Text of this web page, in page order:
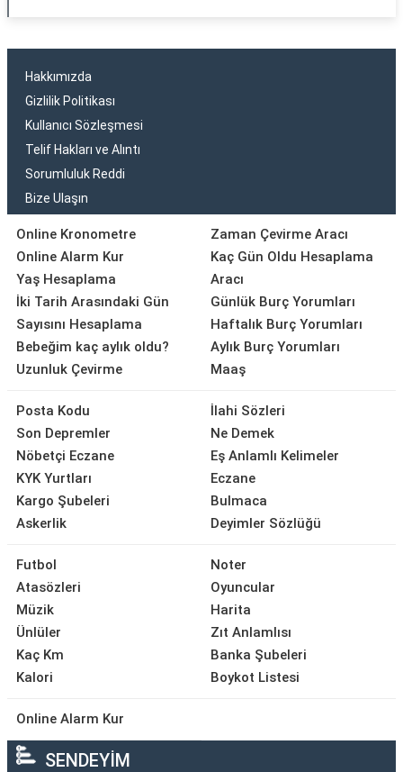
Hakkımızda
Gizlilik Politikası
Kullanıcı Sözleşmesi
Telif Hakları ve Alıntı
Sorumluluk Reddi
Bize Ulaşın
Online Kronometre
Online Alarm Kur
Yaş Hesaplama
İki Tarih Arasındaki Gün
Sayısını Hesaplama
Bebeğim kaç aylık oldu?
Uzunluk Çevirme
Zaman Çevirme Aracı
Kaç Gün Oldu Hesaplama
Aracı
Günlük Burç Yorumları
Haftalık Burç Yorumları
Aylık Burç Yorumları
Maaş
Posta Kodu
Son Depremler
Nöbetçi Eczane
KYK Yurtları
Kargo Şubeleri
Askerlik
İlahi Sözleri
Ne Demek
Eş Anlamlı Kelimeler
Eczane
Bulmaca
Deyimler Sözlüğü
Futbol
Atasözleri
Müzik
Ünlüler
Kaç Km
Kalori
Noter
Oyuncular
Harita
Zıt Anlamlısı
Banka Şubeleri
Boykot Listesi
Online Alarm Kur
SENDEYİM